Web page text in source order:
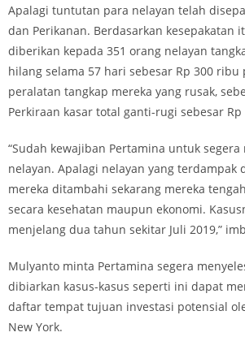
Apalagi tuntutan para nelayan telah
dan Perikanan. Berdasarkan kesepakatan
diberikan kepada 351 orang nelayan
hilang selama 57 hari sebesar Rp 300
peralatan tangkap mereka yang rusak,
Perkiraan kasar total ganti-rugi sebesar
“Sudah kewajiban Pertamina untuk
nelayan. Apalagi nelayan yang
mereka ditambahi sekarang mereka
secara kesehatan maupun ekonomi.
menjelang dua tahun sekitar Juli 2019,”
Mulyanto minta Pertamina segera
dibiarkan kasus-kasus seperti ini dapat
daftar tempat tujuan investasi potensial
New York.